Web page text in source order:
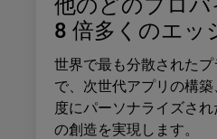
8 倍多くのエッ
世界で最も分散された
で、次世代アプリの構
度にパーソナライズさ
の創造を実現します。